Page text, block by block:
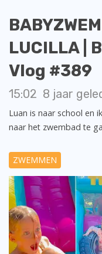
LUCILLA |
Vlog #389
15:02 8 jaar
Luan is naar school en
naar het zwembad te
ZWEMMEN